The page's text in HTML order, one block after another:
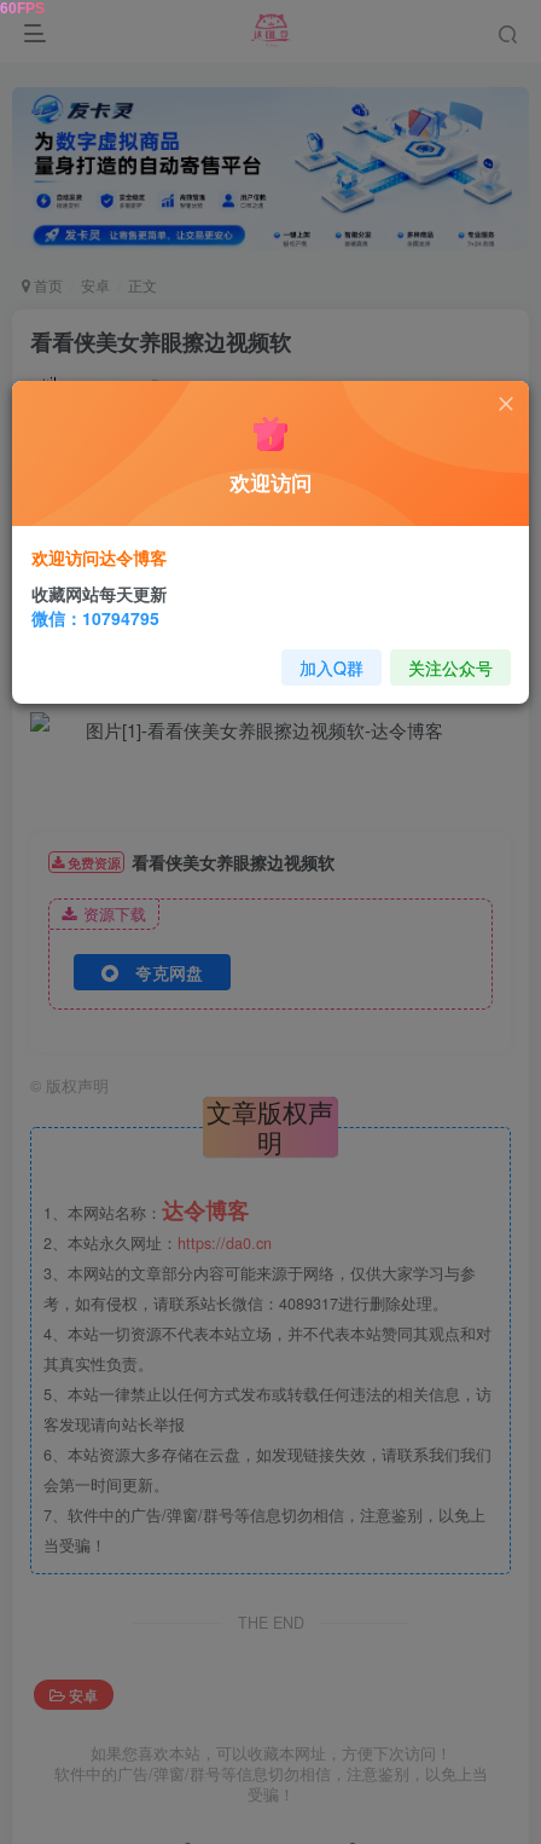
首页 安卓 正文
看看侠美女养眼擦边视频软
鹿鸣 关注
上班累一天，晚上看点这玩意儿养养眼怎么了！
专家说：多看美女长寿呦
免费资源 看看侠美女养眼擦边视频软
资源下载
夸克网盘
© 版权声明
文章版权声
明
1、本网站名称： 达令博客
2、本站永久网址： https://da0.cn
3、本网站的文章部分内容可能来源于网络，仅供大家学习与参
考，如有侵权，请联系站长微信：4089317进行删除处理。
4、本站一切资源不代表本站立场，并不代表本站赞同其观点和对
其真实性负责。
5、本站一律禁止以任何方式发布或转载任何违法的相关信息，访
客发现请向站长举报
6、本站资源大多存储在云盘，如发现链接失效，请联系我们我们
会第一时间更新。
7、软件中的广告/弹窗/群号等信息切勿相信，注意鉴别，以免上
当受骗！
THE END
安卓
如果您喜欢本站，可以收藏本网址，方便下次访问！
软件中的广告/弹窗/群号等信息切勿相信，注意鉴别，以免上当
受骗！
欢迎访问
欢迎访问达令博客
收藏网站每天更新
微信：10794795
加入Q群 关注公众号